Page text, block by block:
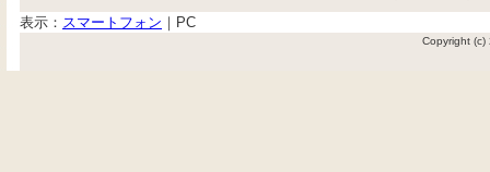
表示： スマートフォン ｜ PC
Copyright (c)